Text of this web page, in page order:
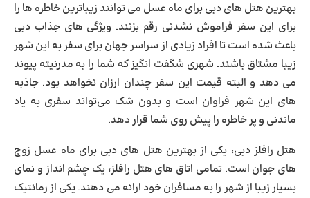
بهترین هتل های دبی برای ماه عسل می توانند زیباترین خاطره ها را
برای این سفر فراموش نشدنی رقم بزنند. ویژگی های جذاب دبی
باعث شده است تا افراد زیادی از سراسر جهان برای سفر به این شهر
زیبا مشتاق باشند. شهری شگفت انگیز که شما را به مدرنیته پیوند
می دهد و البته قیمت این سفر چندان ارزان نخواهد بود. جاذبه
های این شهر فراوان است و بدون شک می‌تواند سفری به یاد
ماندنی و پر خاطره را پیش روی شما قرار دهد.
هتل رافلز دبی، یکی از بهترین هتل های دبی برای ماه عسل زوج
های جوان است. تمامی اتاق های هتل رافلز، یک چشم انداز و نمای
بسیار زیبا از شهر را به مسافران خود ارائه می دهند. یکی از رمانتیک